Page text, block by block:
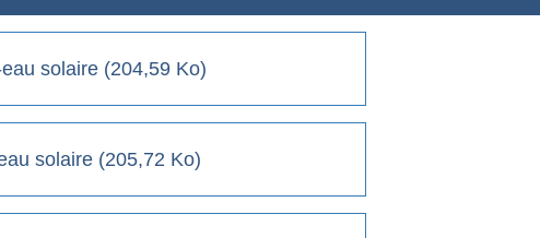
solaire (204,59 Ko)
solaire (205,72 Ko)